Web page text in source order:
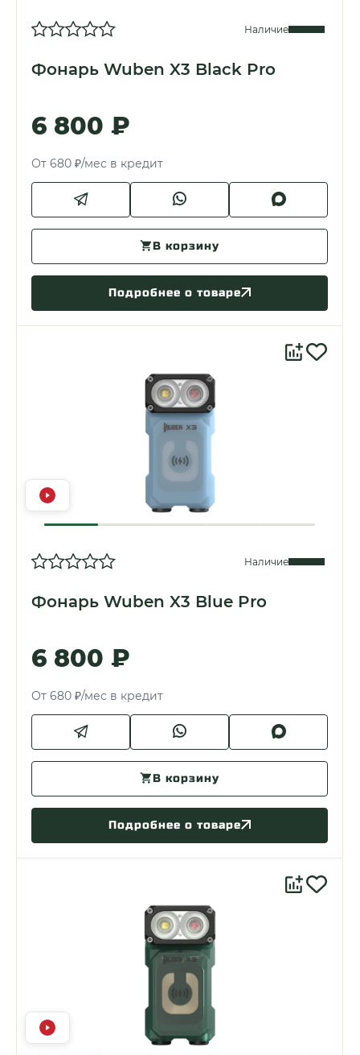
Наличие
Фонарь Wuben X3 Black Pro
6 800 ₽
От 680 ₽/мес в кредит
В корзину
Подробнее о товаре
Наличие
Фонарь Wuben X3 Blue Pro
6 800 ₽
От 680 ₽/мес в кредит
В корзину
Подробнее о товаре